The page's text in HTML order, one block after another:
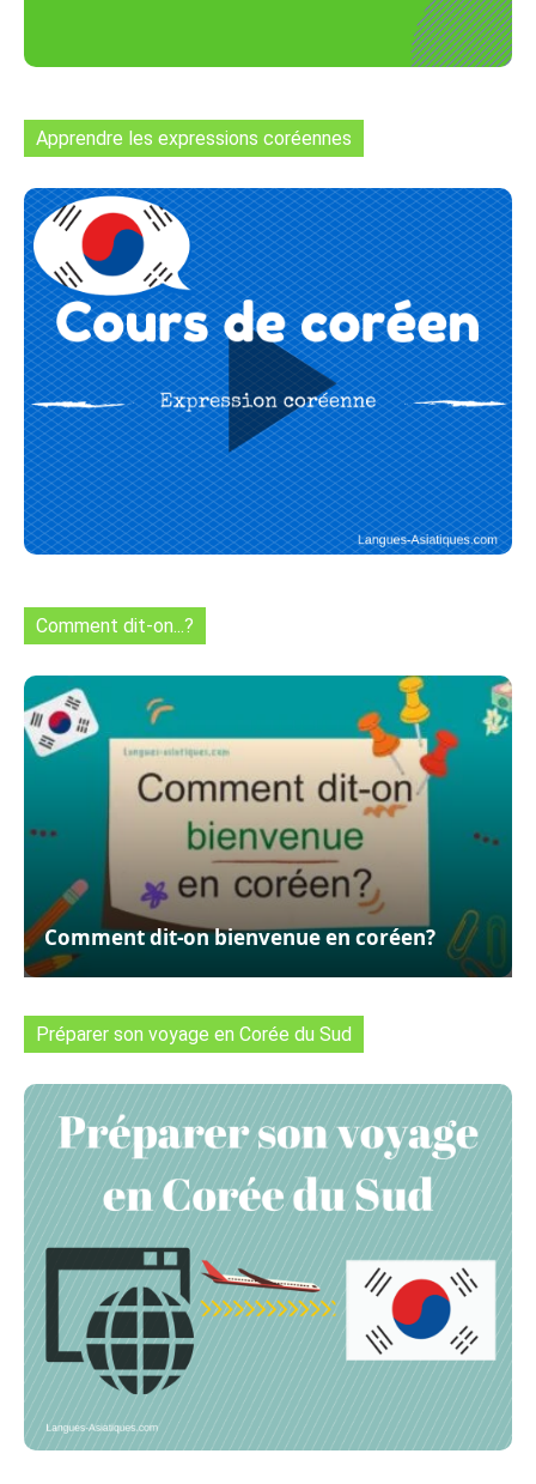
Apprendre les expressions coréennes
Comment dit-on...?
Comment dit-on bienvenue en coréen?
Préparer son voyage en Corée du Sud